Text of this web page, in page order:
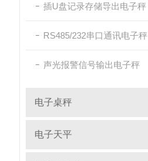
插U盘记录存储导出电子秤
RS485/232串口通讯电子秤
声光报警信号输出电子秤
电子桌秤
电子天平